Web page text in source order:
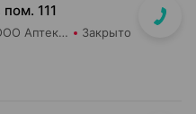
111
Ремедика Интерофицина Плюс ООО Аптека №23 Закрыто